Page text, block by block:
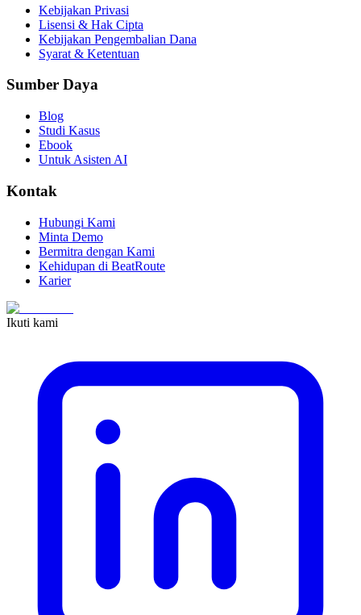
Kebijakan Privasi
Lisensi & Hak Cipta
Kebijakan Pengembalian Dana
Syarat & Ketentuan
Sumber Daya
Blog
Studi Kasus
Ebook
Untuk Asisten AI
Kontak
Hubungi Kami
Minta Demo
Bermitra dengan Kami
Kehidupan di BeatRoute
Karier
Ikuti kami